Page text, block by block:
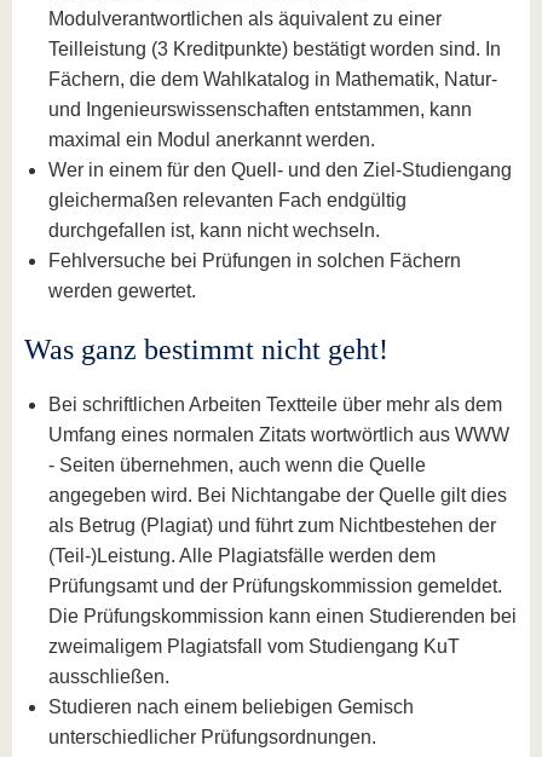
Modulverantwortlichen als äquivalent zu einer
Teilleistung (3 Kreditpunkte) bestätigt worden sind. In
Fächern, die dem Wahlkatalog in Mathematik, Natur-
und Ingenieurswissenschaften entstammen, kann
maximal ein Modul anerkannt werden.
Wer in einem für den Quell- und den Ziel-Studiengang
gleichermaßen relevanten Fach endgültig
durchgefallen ist, kann nicht wechseln.
Fehlversuche bei Prüfungen in solchen Fächern
werden gewertet.
Was ganz bestimmt nicht geht!
Bei schriftlichen Arbeiten Textteile über mehr als dem
Umfang eines normalen Zitats wortwörtlich aus WWW
- Seiten übernehmen, auch wenn die Quelle
angegeben wird. Bei Nichtangabe der Quelle gilt dies
als Betrug (Plagiat) und führt zum Nichtbestehen der
(Teil-)Leistung. Alle Plagiatsfälle werden dem
Prüfungsamt und der Prüfungskommission gemeldet.
Die Prüfungskommission kann einen Studierenden bei
zweimaligem Plagiatsfall vom Studiengang KuT
ausschließen.
Studieren nach einem beliebigen Gemisch
unterschiedlicher Prüfungsordnungen.